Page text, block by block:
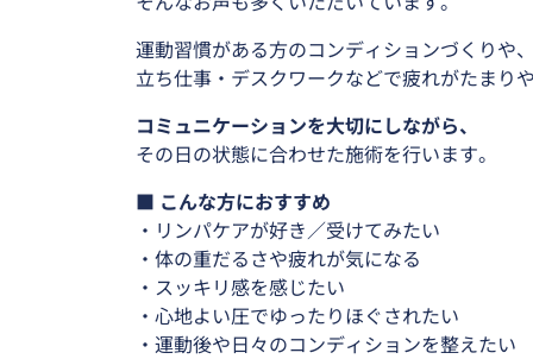
運動習慣がある方のコンディションづくりや、
立ち仕事・デスクワークなどで疲れがたまり
コミュニケーションを大切にしながら、
その日の状態に合わせた施術を行います。
■ こんな方におすすめ
・リンパケアが好き／受けてみたい
・体の重だるさや疲れが気になる
・スッキリ感を感じたい
・心地よい圧でゆったりほぐされたい
・運動後や日々のコンディションを整えたい